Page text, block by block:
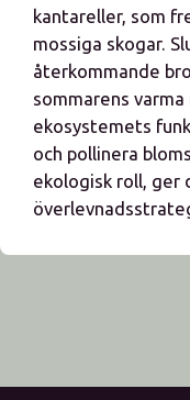
kantareller, som
mossiga skogar.
återkommande
sommarens
ekosystemets
och pollinera
ekologisk roll, ger